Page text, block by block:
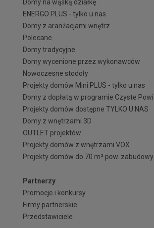
Domy na wąską działkę
ENERGO PLUS - tylko u nas
Domy z aranżacjami wnętrz
Polecane
Domy tradycyjne
Domy wycenione przez wykonawców
Nowoczesne stodoły
Projekty domów Mini PLUS - tylko u nas
Domy z dopłatą w programie Czyste
Projekty domów dostępne TYLKO U NAS
Domy z wnętrzami 3D
OUTLET projektów
Projekty domów z wnętrzami VOX
Projekty domów do 70 m² pow. zabudowy
Partnerzy
Promocje i konkursy
Firmy partnerskie
Przedstawiciele